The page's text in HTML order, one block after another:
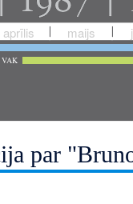
aprīlis maijs
VAK
par